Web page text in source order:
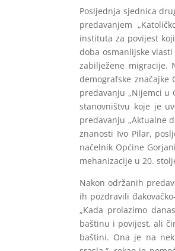
Posljednja sjednica
predavanjem
instituta za povijest
doba osmanlijske
zabilježene migracije.
demografske značajke
predavanju „Nijemci u
stanovništvu koje je
predavanju „Aktualne
znanosti Ivo Pilar,
načelnik Općine
mehanizacije u 20.
Nakon održanih
ih pozdravili
„Kada prolazimo
baštinu i povijest, ali
baštini. Ona je na